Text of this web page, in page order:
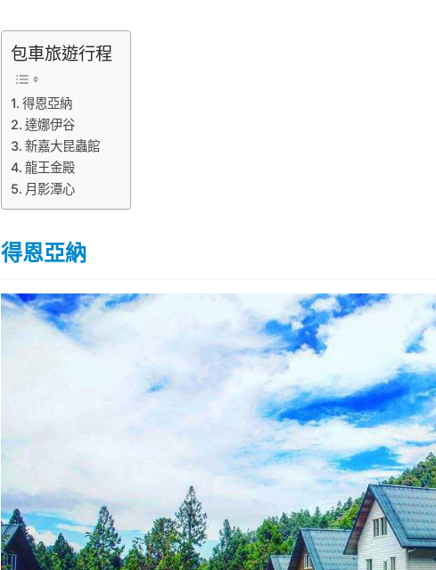
包車旅遊行程
得恩亞納
達娜伊谷
新嘉大昆蟲館
龍王金殿
月影潭心
得恩亞納